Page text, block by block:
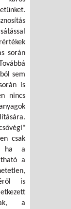
során
sem
is
nincs
csak
ha a
a
is
a